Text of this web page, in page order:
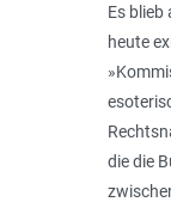
Es blieb
heute
die die